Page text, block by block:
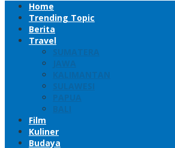
Home
Trending Topic
Berita
Travel
SUMATERA
JAWA
KALIMANTAN
SULAWESI
PAPUA
BALI
Film
Kuliner
Budaya